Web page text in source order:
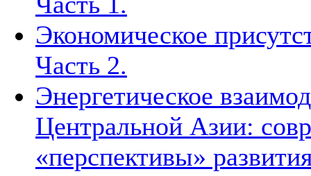
Экономическое
Часть 2.
Энергетическое
Центральной Азии:
«перспективы»